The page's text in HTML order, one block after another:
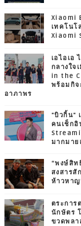
Xiaomi
เทคโนโ
Xiaomi
เอไอเอ
กลางใจ
in the
พร้อมกิจ
อาภาพร
"บิวกิ้น"
คนเช็กอิ
มากมา
“พงษ์สิท
สงสารสั
ห้าวหาญ
ตระการ
นักษัตร
ขวดพลา